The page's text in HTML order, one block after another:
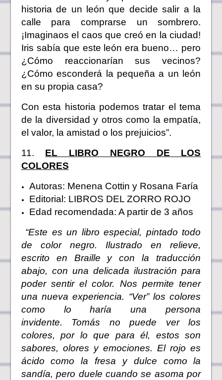
historia de un león que decide salir a la
calle para comprarse un sombrero.
¡Imaginaos el caos que creó en la ciudad!
Iris sabía que este león era bueno… pero
¿Cómo reaccionarían sus vecinos?
¿Cómo esconderá la pequeña a un león
en su propia casa?
Con esta historia podemos tratar el tema
de la diversidad y otros como la empatía,
el valor, la amistad o los prejuicios”.
11. EL LIBRO NEGRO DE LOS
COLORES
Autoras: Menena Cottin y Rosana Faría
Editorial: LIBROS DEL ZORRO ROJO
Edad recomendada: A partir de 3 años
“Este es un libro especial, pintado todo
de color negro. Ilustrado en relieve,
escrito en Braille y con la traducción
abajo, con una delicada ilustración para
poder sentir el color. Nos permite tener
una nueva experiencia. “Ver” los colores
como lo haría una persona
invidente. Tomás no puede ver los
colores, por lo que para él, estos son
sabores, olores y emociones.El rojo es
ácido como la fresa y dulce como la
sandía, pero duele cuando se asoma por